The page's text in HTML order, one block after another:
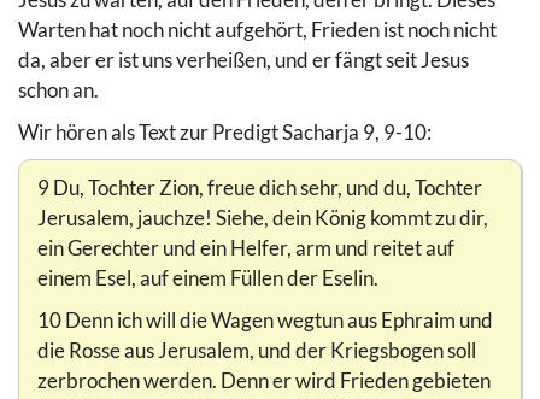
Warten hat noch nicht aufgehört, Frieden ist noch nicht
da, aber er ist uns verheißen, und er fängt seit Jesus
schon an.
Wir hören als Text zur Predigt Sacharja 9, 9-10:
9 Du, Tochter Zion, freue dich sehr, und du, Tochter
Jerusalem, jauchze! Siehe, dein König kommt zu dir,
ein Gerechter und ein Helfer, arm und reitet auf
einem Esel, auf einem Füllen der Eselin.
10 Denn ich will die Wagen wegtun aus Ephraim und
die Rosse aus Jerusalem, und der Kriegsbogen soll
zerbrochen werden. Denn er wird Frieden gebieten